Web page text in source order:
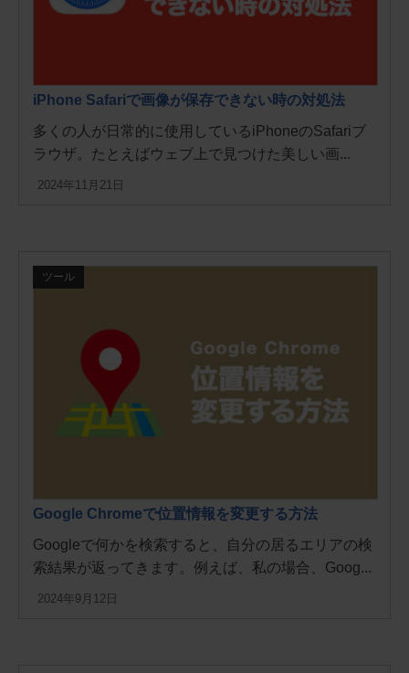
iPhone Safariで画像が保存できない時の対処法
多くの人が日常的に使用しているiPhoneのSafariブ
ラウザ。たとえばウェブ上で見つけた美しい画...
2024年11月21日
ツール
Google Chromeで位置情報を変更する方法
Googleで何かを検索すると、自分の居るエリアの検
索結果が返ってきます。例えば、私の場合、Goog...
2024年9月12日